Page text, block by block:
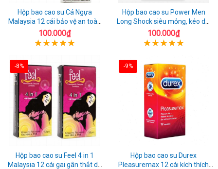
Hộp bao cao su Cá Ngựa
Malaysia 12 cái bảo vệ an toàn
tuyệt đối
100.000₫
Hộp bao cao su Power Men
Long Shock siêu mỏng, kéo dài
quan hệ thoải mái
100.000₫
-8%
Hộp bao cao su Feel 4 in 1
Malaysia 12 cái gai gân thắt dễ
-9%
Hộp bao cao su Durex
Pleasuremax 12 cái kích thích